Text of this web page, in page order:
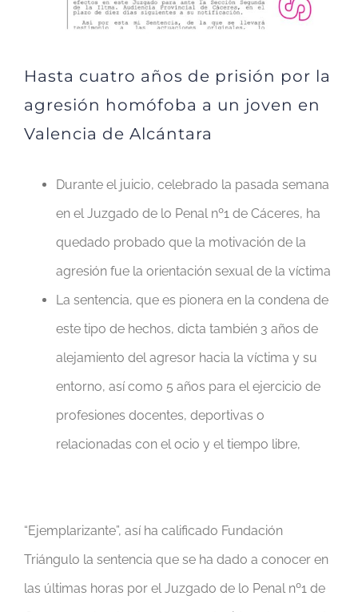
Hasta cuatro años de prisión por la
agresión homófoba a un joven en
Valencia de Alcántara
Durante el juicio, celebrado la pasada semana
en el Juzgado de lo Penal nº1 de Cáceres, ha
quedado probado que la motivación de la
agresión fue la orientación sexual de la víctima
La sentencia, que es pionera en la condena de
este tipo de hechos, dicta también 3 años de
alejamiento del agresor hacia la víctima y su
entorno, así como 5 años para el ejercicio de
profesiones docentes, deportivas o
relacionadas con el ocio y el tiempo libre,
“Ejemplarizante”, así ha calificado Fundación
Triángulo la sentencia que se ha dado a conocer en
las últimas horas por el Juzgado de lo Penal nº1 de